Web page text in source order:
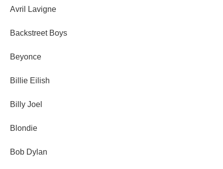
Avril Lavigne
Backstreet Boys
Beyonce
Billie Eilish
Billy Joel
Blondie
Bob Dylan